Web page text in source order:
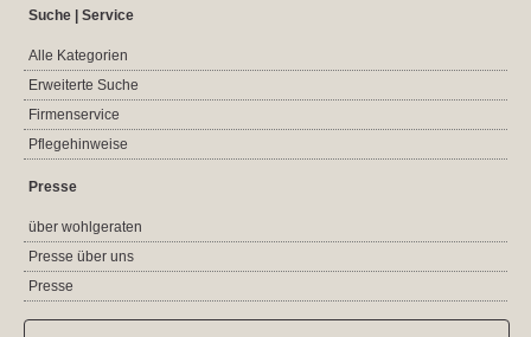
Suche | Service
Alle Kategorien
Erweiterte Suche
Firmenservice
Pflegehinweise
Presse
über wohlgeraten
Presse über uns
Presse